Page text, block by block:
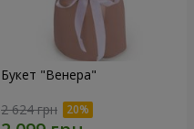
Букет "Венера"
2 624 грн